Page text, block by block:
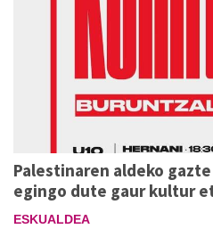
Palestinaren aldeko
egingo dute gaur kultur
ESKUALDEA